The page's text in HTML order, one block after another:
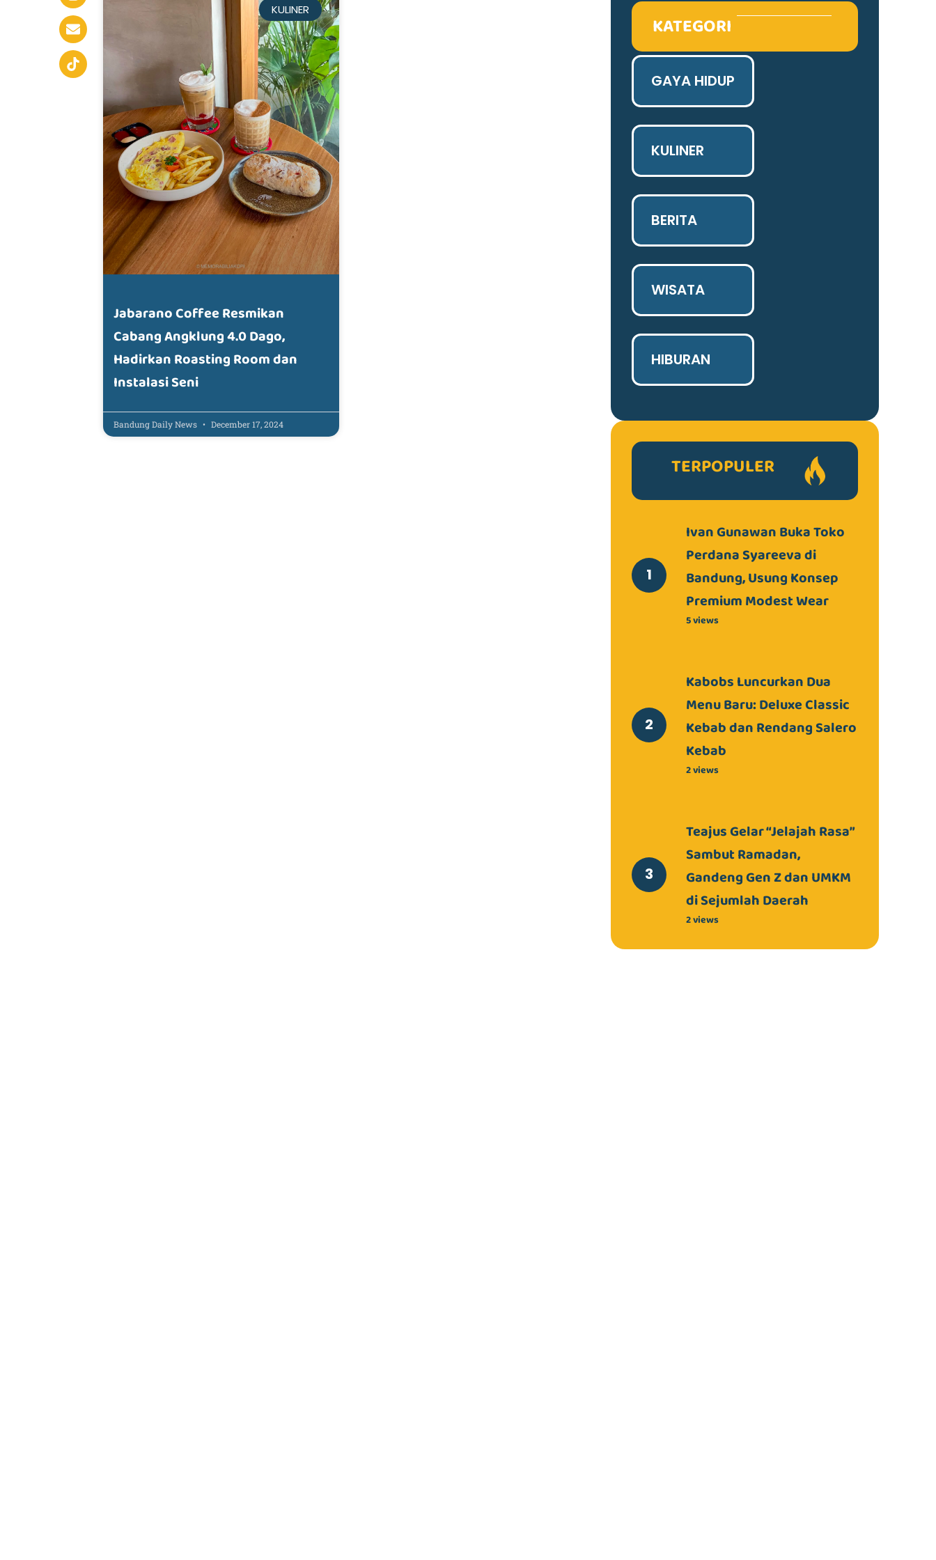
KULINER
Jabarano Coffee Resmikan
Cabang Angklung 4.0 Dago,
Hadirkan Roasting Room dan
Instalasi Seni
Bandung Daily News December 17, 2024
KATEGORI
GAYA HIDUP
KULINER
BERITA
WISATA
HIBURAN
TERPOPULER
Ivan Gunawan Buka Toko
Perdana Syareeva di
Bandung, Usung Konsep
Premium Modest Wear
5 views
Kabobs Luncurkan Dua
Menu Baru: Deluxe Classic
Kebab dan Rendang Salero
Kebab
2 views
Teajus Gelar “Jelajah Rasa”
Sambut Ramadan,
Gandeng Gen Z dan UMKM
di Sejumlah Daerah
2 views